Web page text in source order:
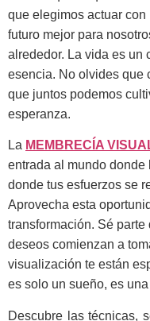
que elegimos actuar
futuro mejor para
alrededor. La vida es un
esencia. No olvides que
que juntos podemos
esperanza.
La MEMBRECÍA
entrada al mundo
donde tus esfuerzos se
Aprovecha esta
transformación. Sé
deseos comienzan a
visualización te están
es solo un sueño, es
Descubre las técnicas,